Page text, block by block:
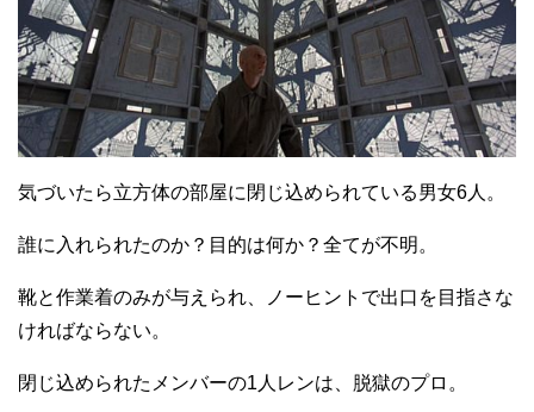
気づいたら立方体の部屋に閉じ込められている男女6人。
誰に入れられたのか？目的は何か？全てが不明。
靴と作業着のみが与えられ、ノーヒントで出口を目指さな
ければならない。
閉じ込められたメンバーの1人レンは、脱獄のプロ。